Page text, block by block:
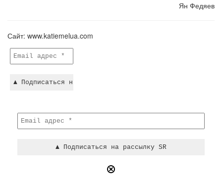
Ян Федяев
Сайт: www.katiemelua.com